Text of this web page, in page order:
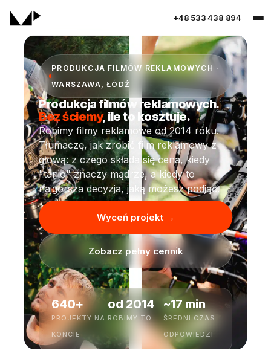
PRODUKCJA FILMÓW REKLAMOWYCH ·
WARSZAWA, ŁÓDŹ
Produkcja filmów reklamowych.
Bez ściemy, ile to kosztuje.
Robimy filmy reklamowe od 2014 roku.
Tłumaczę, jak zrobić film reklamowy z
głową: z czego składa się cena, kiedy
"tanio" znaczy mądrze, a kiedy to
najgorsza decyzja, jaką możesz podjąć.
Wyceń projekt →
Zobacz pełny cennik
640+
PROJEKTY NA
KONCIE
od 2014
ROBIMY TO
~17 min
ŚREDNI CZAS
ODPOWIEDZI
+48 533 438 894